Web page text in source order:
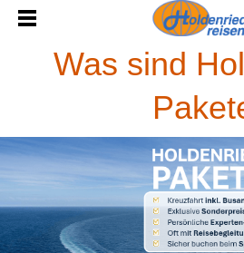
Was sind